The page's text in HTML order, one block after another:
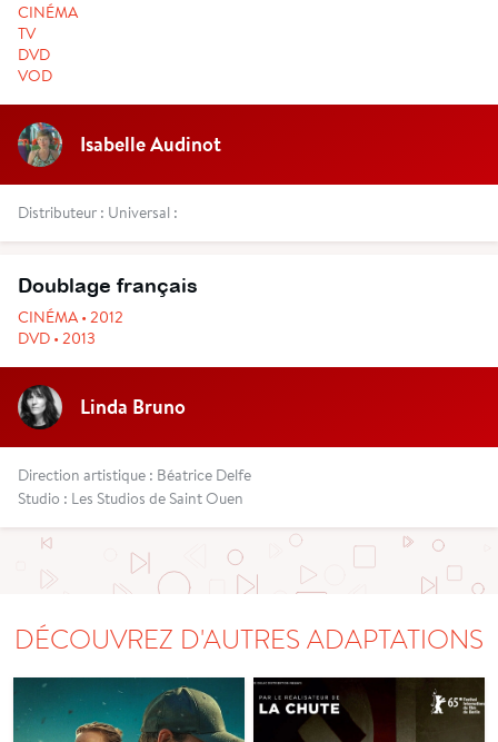
CINÉMA
TV
DVD
VOD
Isabelle Audinot
Distributeur : Universal :
Doublage français
CINÉMA • 2012
DVD • 2013
Linda Bruno
Direction artistique : Béatrice Delfe
Studio : Les Studios de Saint Ouen
DÉCOUVREZ D'AUTRES ADAPTATIONS